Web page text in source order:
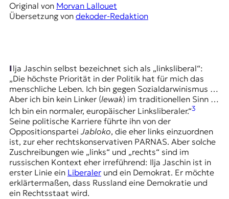
o
u
s
m
u
s
u
n
d
M
e
d
i
e
Original von Morvan Lallouet
Übersetzung von dekoder-Redaktion
Ilja Jaschin selbst bezeichnet sich als „linksliberal“:
„Die höchste Priorität in der Politik hat für mich das
menschliche Leben. Ich bin gegen Sozialdarwinismus …
Aber ich bin kein Linker (lewak) im traditionellen Sinn …
Ich bin ein normaler, europäischer Linksliberaler.“3
Seine politische Karriere führte ihn von der
OppositionsparteiJabloko, die eher links einzuordnen
ist, zur eher rechtskonservativen PARNAS. Aber solche
Zuschreibungen wie „links“ und „rechts“ sind im
russischen Kontext eher irreführend: Ilja Jaschin ist in
erster Linie ein Liberalerund ein Demokrat. Er möchte
erklärtermaßen, dass Russland eine Demokratie und
ein Rechtsstaat wird.